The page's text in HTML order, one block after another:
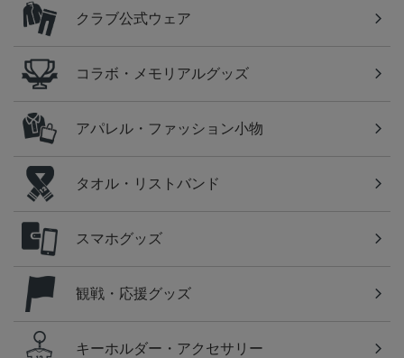
クラブ公式ウェア
コラボ・メモリアルグッズ
アパレル・ファッション小物
タオル・リストバンド
スマホグッズ
観戦・応援グッズ
キーホルダー・アクセサリー